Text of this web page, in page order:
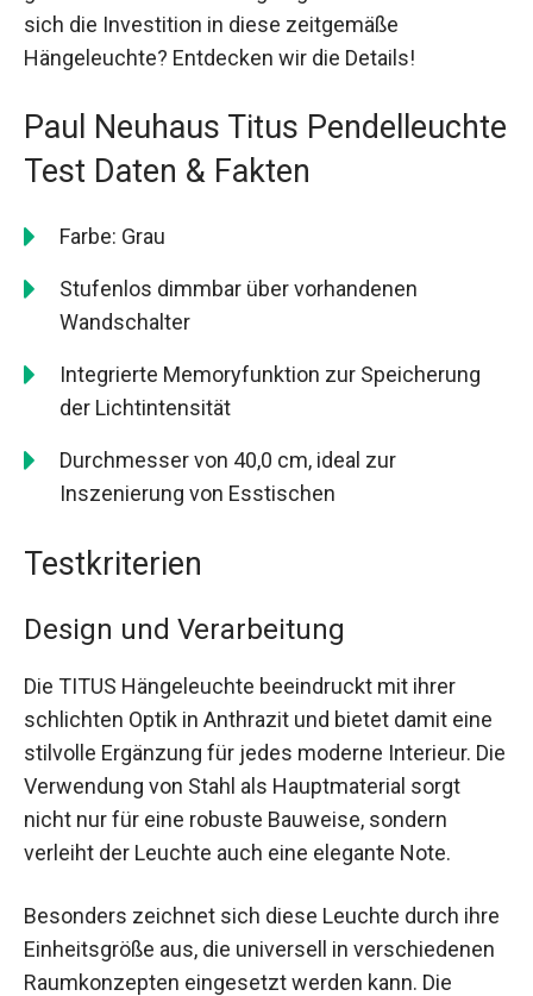
sich die Investition in diese zeitgemäße
Hängeleuchte? Entdecken wir die Details!
Paul Neuhaus Titus Pendelleuchte
Test Daten & Fakten
Farbe: Grau
Stufenlos dimmbar über vorhandenen
Wandschalter
Integrierte Memoryfunktion zur Speicherung
der Lichtintensität
Durchmesser von 40,0 cm, ideal zur
Inszenierung von Esstischen
Testkriterien
Design und Verarbeitung
Die TITUS Hängeleuchte beeindruckt mit ihrer
schlichten Optik in Anthrazit und bietet damit eine
stilvolle Ergänzung für jedes moderne Interieur. Die
Verwendung von Stahl als Hauptmaterial sorgt
nicht nur für eine robuste Bauweise, sondern
verleiht der Leuchte auch eine elegante Note.
Besonders zeichnet sich diese Leuchte durch ihre
Einheitsgröße aus, die universell in verschiedenen
Raumkonzepten eingesetzt werden kann. Die